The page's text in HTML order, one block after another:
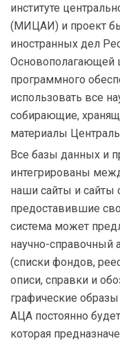
институте
(МИЦАИ) и проект
иностранных дел
Основополагающей
программного
использовать все
собирающие,
материалы
Все базы данных и
интегрированы
наши сайты и сайты
предоставившие
система может
научно-справочный
(списки фондов,
описи, справки и
графические
АЦА постоянно
которая